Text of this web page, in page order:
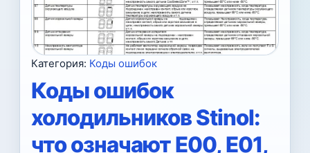
Категория: Коды ошибок
Коды ошибок
холодильников Stinol:
что означают E00, E01,